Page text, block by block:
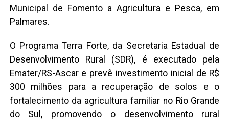
Municipal de Fomento a Agricultura e Pesca, em
Palmares.
O Programa Terra Forte, da Secretaria Estadual de
Desenvolvimento Rural (SDR), é executado pela
Emater/RS-Ascar e prevê investimento inicial de R$
300 milhões para a recuperação de solos e o
fortalecimento da agricultura familiar no Rio Grande
do Sul, promovendo o desenvolvimento rural